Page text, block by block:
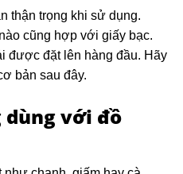
thận trọng khi sử dụng.
cũng hợp với giấy bạc.
được đặt lên hàng đầu. Hãy
bản sau đây.
với đồ